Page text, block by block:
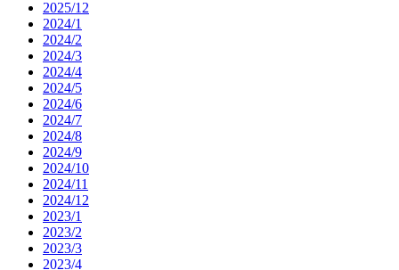
2025/12
2024/1
2024/2
2024/3
2024/4
2024/5
2024/6
2024/7
2024/8
2024/9
2024/10
2024/11
2024/12
2023/1
2023/2
2023/3
2023/4